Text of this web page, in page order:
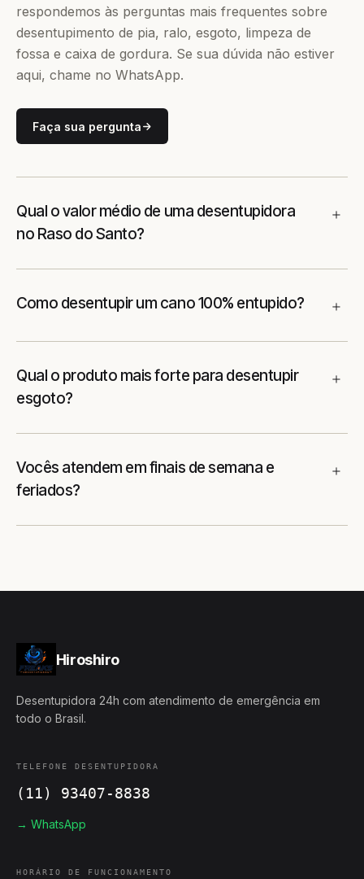
respondemos às perguntas mais frequentes sobre
desentupimento de pia, ralo, esgoto, limpeza de
fossa e caixa de gordura. Se sua dúvida não estiver
aqui, chame no WhatsApp.
Faça sua pergunta
Qual o valor médio de uma desentupidora
no Raso do Santo?
Como desentupir um cano 100% entupido?
Qual o produto mais forte para desentupir
esgoto?
Vocês atendem em finais de semana e
feriados?
Hiroshiro
Desentupidora 24h com atendimento de emergência em
todo o Brasil.
TELEFONE DESENTUPIDORA
(11) 93407-8838
→ WhatsApp
HORÁRIO DE FUNCIONAMENTO